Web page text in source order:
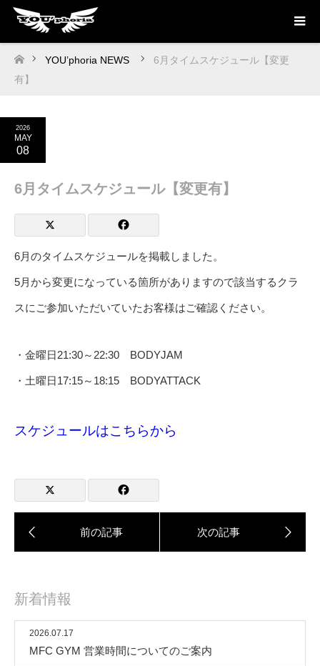
ホーム
YOU’phoria NEWS
6月タイムスケジュール【変更
有】
2026
MAY
08
6月タイムスケジュール【変更有】
6月のタイムスケジュールを掲載しました。
5月から変更になっている箇所がありますので該当するクラ
スにご参加いただいていたお客様はご確認ください。
・金曜日21:30～22:30 BODYJAM
・土曜日17:15～18:15 BODYATTACK
スケジュールはこちらから
新着情報
2026.07.17
MFC GYM 営業時間についてのご案内